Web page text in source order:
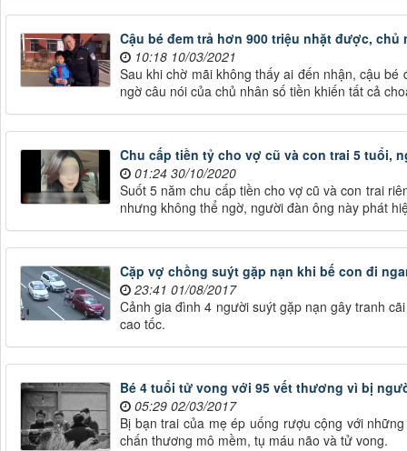
Cậu bé đem trả hơn 900 triệu nhặt được,
10:18 10/03/2021
Sau khi chờ mãi không thấy ai đến nhận, cậu
ngờ câu nói của chủ nhân số tiền khiến tất cả
Chu cấp tiền tỷ cho vợ cũ và con trai 5 tuổi,
01:24 30/10/2020
Suốt 5 năm chu cấp tiền cho vợ cũ và con trai
nhưng không thể ngờ, người đàn ông này phát
Cặp vợ chồng suýt gặp nạn khi bế con đi
23:41 01/08/2017
Cảnh gia đình 4 người suýt gặp nạn gây tranh
cao tốc.
Bé 4 tuổi tử vong với 95 vết thương vì bị
05:29 02/03/2017
Bị bạn trai của mẹ ép uống rượu cộng với
chấn thương mô mềm, tụ máu não và tử vong.